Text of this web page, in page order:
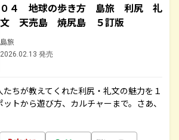
０４ 地球の歩き方 島旅 利尻 礼
文 天売島 焼尻島 ５訂版
島旅
2026.02.13 発売
ちが教えてくれた利尻・礼文の魅力を１
トから遊び方、カルチャーまで。さあ、